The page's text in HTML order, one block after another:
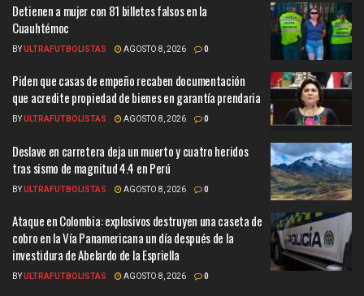
Detienen a mujer con 81 billetes falsos en la
Cuauhtémoc
BYULTRAFUTBOLISTAS AGOSTO 8, 2026 0
Piden que casas de empeño recaben documentación
que acredite propiedad de bienes en garantía prendaria
BYULTRAFUTBOLISTAS AGOSTO 8, 2026 0
Deslave en carretera deja un muerto y cuatro heridos
tras sismo de magnitud 4.4 en Perú
BYULTRAFUTBOLISTAS AGOSTO 8, 2026 0
Ataque en Colombia: explosivos destruyen una caseta de
cobro en la Vía Panamericana un día después de la
investidura de Abelardo de la Espriella
BYULTRAFUTBOLISTAS AGOSTO 8, 2026 0